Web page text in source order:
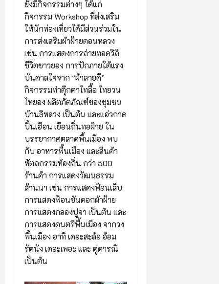
ยังมีกิจกรรมต่างๆ ได้แก่
กิจกรรม Workshop ที่ส่งเสริม
ให้นักท่องเที่ยวได้มีส่วนร่วมใน
การส่งเสริมผ้าฝ้ายดอนหลวง
เช่น การแสดงการถ่ายทอดวิถี
ชีวิตชาวยอง การปักภายใต้แรง
บันดาลใจจาก “ผ้าลายดี”
กิจกรรมทำตุ๊กตาไทลื้อ ไทยวน
ไทยอง ผลิตภัตภัณฑ์ของชุมชน
บ้านธิหลวง เป็นต้น และแอ่วกาด
ปื้นเฮือน เยือนถิ่นทอฝ้าย ใน
บรรยากาศตลาดพื้นเมือง พบ
กับ อาหารพื้นเมือง และสินค้า
หัตถกรรมท้องถิ่น กว่า 500
ร้านค้า การแสดงวัฒนธรรม
ล้านนา เช่น การแสดงฟ้อนเล็บ
การแสดงฟ้อนขันดอกผ้าฝ้าย
การแสดงกลองปูจา เป็นต้น และ
การแสดงดนตรีพื้นเมือง จากวง
พื้นเมือง อาทิ เดอะสะล้อ อ้อม
รัตนัง เดอะเพอะ และ ตู่ดารณี
เป็นต้น